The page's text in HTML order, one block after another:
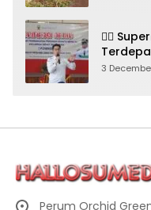
🦸‍♀️
3
Perum Orchid